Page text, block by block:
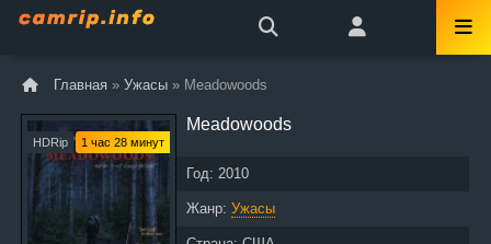
Главная » Ужасы » Meadowoods
HDRip 1 час 28 минут
Meadowoods
Год: 2010
Жанр: Ужасы